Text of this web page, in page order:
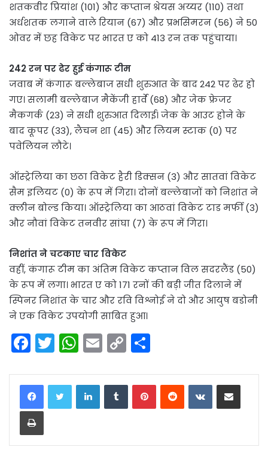
शतकवीर प्रियांश (101) और कप्तान श्रेयस अय्यर (110) तथा
अर्धशतक लगाने वाले रियान (67) और प्रभसिमरन (56) ने 50
ओवर में छह विकेट पर भारत ए को 413 रन तक पहुंचाया।
242 रन पर ढेर हुई कंगारू टीम
जवाब में कंगारू बल्लेबाज सधी शुरुआत के बाद 242 पर ढेर हो
गए। सलामी बल्लेबाज मैकेंजी हार्वे (68) और जेक फ्रेजर
मैकगर्क (23) ने सधी शुरुआत दिलाई। जेक के आउट होने के
बाद कूपर (33), लैचन शा (45) और लियम स्टाक (0) पर
पवेलियन लौटे।
ऑस्ट्रेलिया का छठा विकेट हैरी डिक्सन (3) और सातवां विकेट
सैम इलियट (0) के रूप में गिरा। दोनों बल्लेबाजों को निशांत ने
क्लीन बोल्ड किया। ऑस्ट्रेलिया का आठवां विकेट टाड मर्फी (3)
और नौवां विकेट तनवीर सांघा (7) के रूप में गिरा।
निशांत ने चटकाए चार विकेट
वहीं, कंगारू टीम का अंतिम विकेट कप्तान विल सदरलैंड (50)
के रूप में लगा। भारत ए को 171 रनों की बड़ी जीत दिलाने में
स्पिनर निशांत के चार और रवि विश्नोई ने दो और आयुष बडोनी
ने एक विकेट उपयोगी साबित हुआ।
F
c
e
b
o
T
itt
er
W
a
ts
p
E
ai
l
C
p
y
n
ar
e
LinkedInTumblrPinterestReddit VKontakteShare via Email
Print